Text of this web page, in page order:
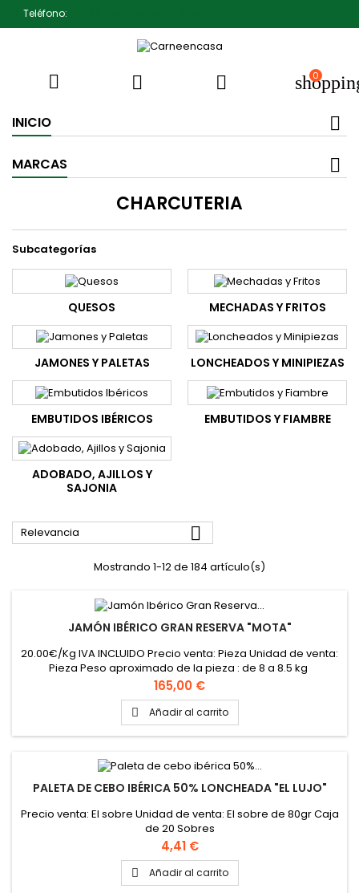
Teléfono:
   0
INICIO
MARCAS
CHARCUTERIA
Subcategorías
QUESOS MECHADAS Y FRITOS
JAMONES Y PALETAS LONCHEADOS Y MINIPIEZAS
EMBUTIDOS IBÉRICOS EMBUTIDOS Y FIAMBRE
ADOBADO, AJILLOS Y
SAJONIA
Relevancia 
Mostrando 1-12 de 184 artículo(s)
JAMÓN IBÉRICO GRAN RESERVA "MOTA"
20.00€/Kg IVA INCLUIDO Precio venta: Pieza Unidad de venta:
Pieza Peso aproximado de la pieza : de 8 a 8.5 kg
Procedencia: Cabeza la vaca (Extremadura)
Precio
165,00 €
 Añadir al carrito
PALETA DE CEBO IBÉRICA 50% LONCHEADA "EL LUJO"
Precio venta: El sobre Unidad de venta: El sobre de 80gr Caja
de 20 Sobres
Precio
4,41 €
 Añadir al carrito